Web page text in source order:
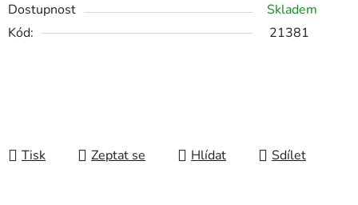
Dostupnost
Skladem
Kód:
21381
Tisk Zeptat se Hlídat Sdílet